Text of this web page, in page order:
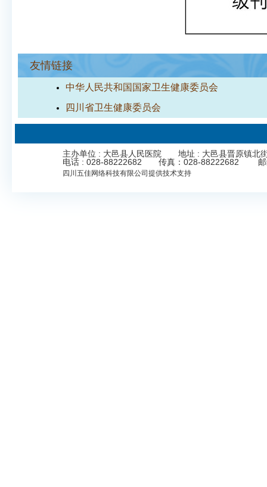
友情链接
中华人民共和国国家卫生健康委员会
四川省卫生健康委员会
主办单位 : 大邑县人民医院 地址 : 大邑县晋原镇北
电话 : 028-88222682 传真：028-88222682
四川五佳网络科技有限公司 提供技术支持